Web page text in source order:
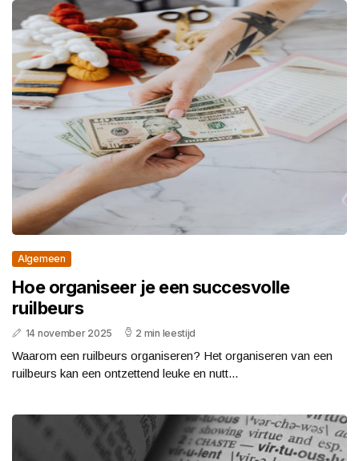
Algemeen
Hoe organiseer je een succesvolle
ruilbeurs
14 november 2025 2 min leestijd
Waarom een ruilbeurs organiseren? Het organiseren van een
ruilbeurs kan een ontzettend leuke en nutt...